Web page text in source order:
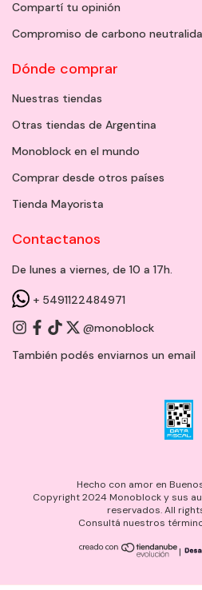
Compartí tu opinión
Compromiso de carbono
Dónde comprar
Nuestras tiendas
Otras tiendas de Argentina
Monoblock en el mundo
Comprar desde otros países
Tienda Mayorista
Contactanos
De lunes a viernes, de 10 a 17h.
+ 5491122484971
@monoblock
También podés enviarnos un email
Hecho con amor en
Copyright 2024 Monoblock y sus
reservados. All
Consultá nuestros
|